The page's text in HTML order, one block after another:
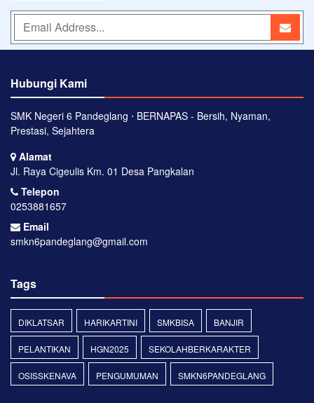
Hubungi Kami
SMK Negeri 6 Pandeglang ⋅ BERNAPAS - Bersih, Nyaman,
Prestasi, Sejahtera
Alamat
Jl. Raya Cigeulis Km. 01 Desa Pangkalan
Telepon
0253881657
Email
smkn6pandeglang@gmail.com
Tags
DIKLATSAR HARIKARTINI SMKBISA BANJIR
PELANTIKAN HGN2025 SEKOLAHBERKARAKTER
OSISSKENAVA PENGUMUMAN SMKN6PANDEGLANG